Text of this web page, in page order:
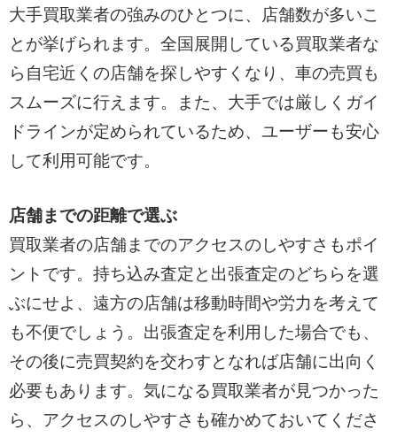
大手買取業者の強みのひとつに、店舗数が多いこ
とが挙げられます。全国展開している買取業者な
ら自宅近くの店舗を探しやすくなり、車の売買も
スムーズに行えます。また、大手では厳しくガイ
ドラインが定められているため、ユーザーも安心
して利用可能です。
店舗までの距離で選ぶ
買取業者の店舗までのアクセスのしやすさもポイ
ントです。持ち込み査定と出張査定のどちらを選
ぶにせよ、遠方の店舗は移動時間や労力を考えて
も不便でしょう。出張査定を利用した場合でも、
その後に売買契約を交わすとなれば店舗に出向く
必要もあります。気になる買取業者が見つかった
ら、アクセスのしやすさも確かめておいてくださ